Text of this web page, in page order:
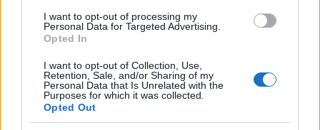
I want to opt-out of processing my
Personal Data for Targeted Advertising.
Opted In
I want to opt-out of Collection, Use,
Retention, Sale, and/or Sharing of my
Personal Data that Is Unrelated with the
Purposes for which it was collected.
Opted Out
sábado. Sin embargo, Pellegrini podría optar por dar
continuidad a la pareja Bartra-Víctor Ruiz en el centro de la
zaga. Montoya, Sabaly y Bravo siguen recuperándose de
sus lesiones.
Ganadores valor de mercado (27 nov. - 3 dic.): Mikel